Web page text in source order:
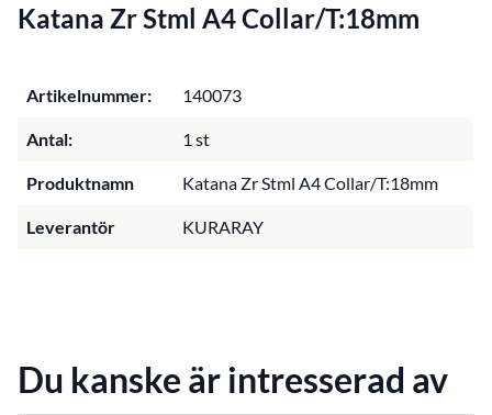
Katana Zr Stml A4 Collar/T:18mm
Artikelnummer: 140073
Antal: 1 st
Produktnamn Katana Zr Stml A4 Collar/T:18mm
Leverantör KURARAY
Du kanske är intresserad av